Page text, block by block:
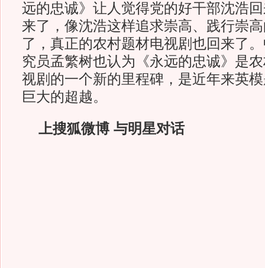
远的忠诚》让人觉得党的好干部沈浩
来了，像沈浩这样追求崇高、践行崇
了，真正的农村题材电视剧也回来了
究员孟繁树也认为《永远的忠诚》是
视剧的一个新的里程碑，是近年来英
巨大的超越。
上搜狐微博 与明星对话